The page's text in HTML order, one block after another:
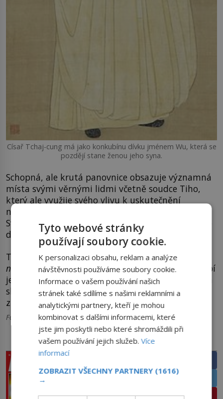
Císař Tchaj-cung má jako konkubínu dívku jménem Wu, která se
pozdějí stane ženou jeho syna.
Schopná, ale krutá panovnice obsazuje významná
místa svými věrnými lidmi včetně soudce Tiho,
který ale využije svého vlivu k uskutečnění
některých reforem. To se ovšem císařovně nelíbí.
Svému oblíbenci pohrozí trestem smrti a zavře ho
do vězení.
Ti ale z žaláře uprchne.„Je pro mě
nepostradatelný,“uvědomí si panovnice, jak jí chybí
jeho bystrý úsudek a povolává ho zpátky do svých
služeb. Když roku 700 zemře, císařovně Wu se
zhroutí její svět.
Foto: wikipedia.org
PRÁVĚ V PRODEJI SDÍLEJTE ČLÁNEK
Twitter
Pinterest
Tyto webové stránky
používají soubory cookie.
K personalizaci obsahu, reklam a analýze
návštěvnosti používáme soubory cookie.
Informace o vašem používání našich
stránek také sdílíme s našimi reklamními a
analytickými partnery, kteří je mohou
kombinovat s dalšími informacemi, které
jste jim poskytli nebo které shromáždili při
vašem používání jejich služeb.Více
informací
ZOBRAZIT VŠECHNY PARTNERY (1616)
→